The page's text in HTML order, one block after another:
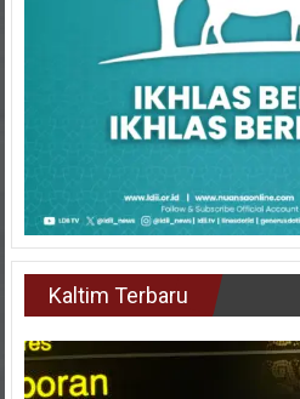
Kaltim Terbaru